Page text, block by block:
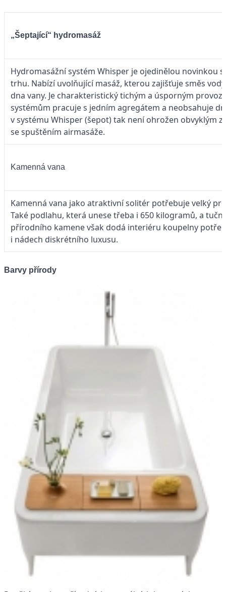
„Šeptající“ hydromasáž
Hydromasážní systém Whisper je ojedinělou novinkou
trhu. Nabízí uvolňující masáž, kterou zajišťuje směs
dna vany. Je charakteristický tichým a úsporným
systémům pracuje s jedním agregátem a neobsahuje
v systému Whisper (šepot) tak není ohrožen obvyklým
se spuštěním airmasáže.
Kamenná vana
Kamenná vana jako atraktivní solitér potřebuje velký
Také podlahu, která unese třeba i 650 kilogramů, a
přírodního kamene však dodá interiéru koupelny
i nádech diskrétního luxusu.
Barvy přírody